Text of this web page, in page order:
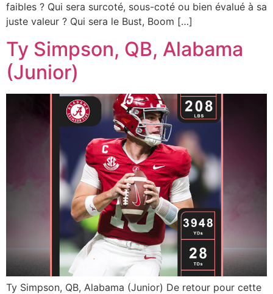
faibles ? Qui sera surcoté, sous-coté ou bien évalué à sa
juste valeur ? Qui sera le Bust, Boom […]
Ty Simpson, QB, Alabama
(Junior)
Ty Simpson, QB, Alabama (Junior) De retour pour cette